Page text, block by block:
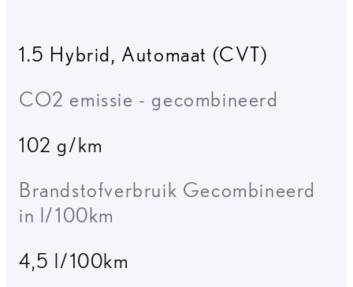
1.5 Hybrid, Automaat (CVT)
CO2 emissie - gecombineerd
102 g/km
Brandstofverbruik Gecombineerd
in l/100km
4,5 l/100km